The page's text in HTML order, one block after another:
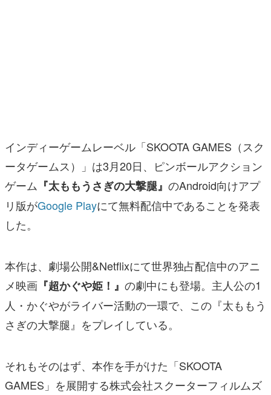
アプリレビュー
その他
電ファミニコゲーマーとは？
運営：株式会社マレ
インディーゲームレーベル「SKOOTA GAMES（スク
ータゲームス）」は3月20日、ピンボールアクション
ゲーム 『太ももうさぎの大撃腿』 のAndroid向けアプ
リ版がGoogle Playにて無料配信中であることを発表
した。
本作は、劇場公開&Netflixにて世界独占配信中のアニ
メ映画 『超かぐや姫！』 の劇中にも登場。主人公の1
人・かぐやがライバー活動の一環で、この『太ももう
さぎの大撃腿』をプレイしている。
それもそのはず、本作を手がけた「SKOOTA
GAMES」を展開する株式会社スクーターフィルムズ